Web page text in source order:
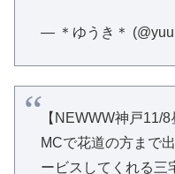
— ＊ゆうき＊
【NEWWW神戸11/8
MCで花道の方まで
ービスしてくれる三